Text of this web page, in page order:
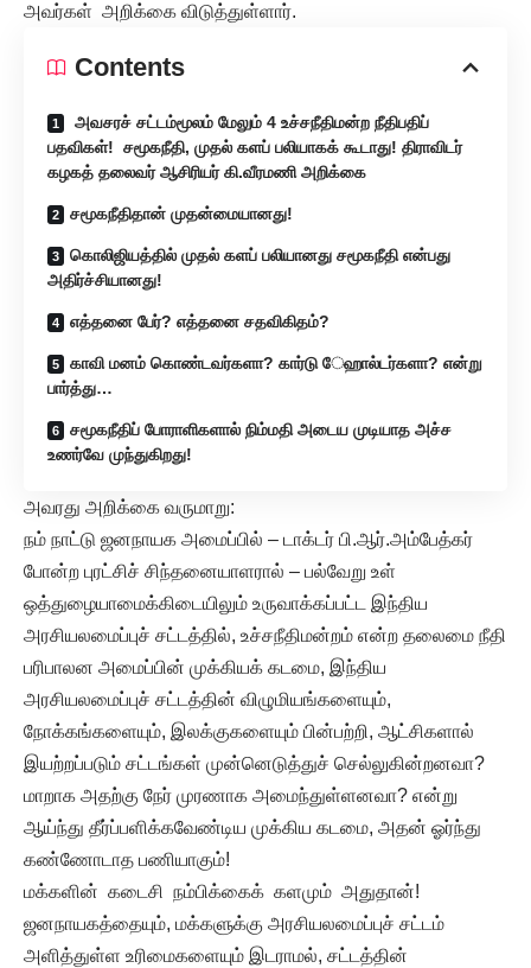
அவர்கள் அறிக்கை விடுத்துள்ளார்.
Contents
அவசரச் சட்டம்மூலம் மேலும் 4 உச்சநீதிமன்ற நீதிபதிப்
பதவிகள்! சமூகநீதி, முதல் களப் பலியாகக் கூடாது! திராவிடர்
கழகத் தலைவர் ஆசிரியர் கி.வீரமணி அறிக்கை
சமூகநீதிதான் முதன்மையானது!
கொலிஜியத்தில் முதல் களப் பலியானது சமூகநீதி என்பது
அதிர்ச்சியானது!
எத்தனை பேர்? எத்தனை சதவிகிதம்?
காவி மனம் கொண்டவர்களா? கார்டு ேஹால்டர்களா? என்று
பார்த்து…
சமூகநீதிப் போராளிகளால் நிம்மதி அடைய முடியாத அச்ச
உணர்வே முந்துகிறது!
அவரது அறிக்கை வருமாறு:
நம் நாட்டு ஜனநாயக அமைப்பில் – டாக்டர் பி.ஆர்.அம்பேத்கர்
போன்ற புரட்சிச் சிந்தனையாளரால் – பல்வேறு உள்
ஒத்துழையாமைக்கிடையிலும் உருவாக்கப்பட்ட இந்திய
அரசியலமைப்புச் சட்டத்தில், உச்சநீதிமன்றம் என்ற தலைமை நீதி
பரிபாலன அமைப்பின் முக்கியக் கடமை, இந்திய
அரசியலமைப்புச் சட்டத்தின் விழுமியங்களையும்,
நோக்கங்களையும், இலக்குகளையும் பின்பற்றி, ஆட்சிகளால்
இயற்றப்படும் சட்டங்கள் முன்னெடுத்துச் செல்லுகின்றனவா?
மாறாக அதற்கு நேர் முரணாக அமைந்துள்ளனவா? என்று
ஆய்ந்து தீர்ப்பளிக்கவேண்டிய முக்கிய கடமை, அதன் ஓர்ந்து
கண்ணோடாத பணியாகும்!
மக்களின் கடைசி நம்பிக்கைக் களமும் அதுதான்!
ஜனநாயகத்தையும், மக்களுக்கு அரசியலமைப்புச் சட்டம்
அளித்துள்ள உரிமைகளையும் இடராமல், சட்டத்தின்